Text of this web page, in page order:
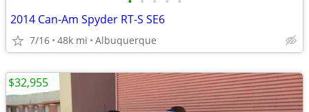
2014 Can-Am Spyder RT-S SE6
7/16 48k mi Albuquerque
$32,955